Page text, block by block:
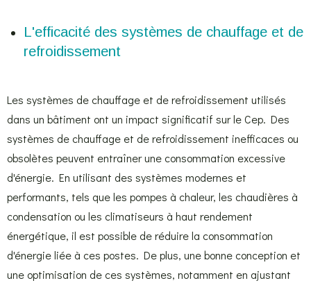
L'efficacité des systèmes de chauffage et de
refroidissement
Les systèmes de chauffage et de refroidissement utilisés
dans un bâtiment ont un impact significatif sur le Cep. Des
systèmes de chauffage et de refroidissement inefficaces ou
obsolètes peuvent entraîner une consommation excessive
d'énergie. En utilisant des systèmes modernes et
performants, tels que les pompes à chaleur, les chaudières à
condensation ou les climatiseurs à haut rendement
énergétique, il est possible de réduire la consommation
d'énergie liée à ces postes. De plus, une bonne conception et
une optimisation de ces systèmes, notamment en ajustant